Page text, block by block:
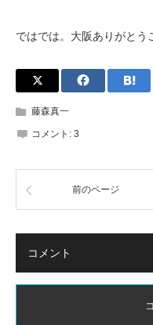
ではでは。大阪ありがとう
藤森真一
コメント: 3
前のページ
コメント